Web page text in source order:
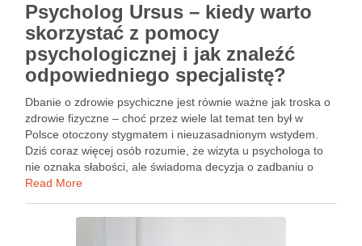
Psycholog Ursus – kiedy warto
skorzystać z pomocy
psychologicznej i jak znaleźć
odpowiedniego specjalistę?
Dbanie o zdrowie psychiczne jest równie ważne jak troska o
zdrowie fizyczne – choć przez wiele lat temat ten był w
Polsce otoczony stygmatem i nieuzasadnionym wstydem.
Dziś coraz więcej osób rozumie, że wizyta u psychologa to
nie oznaka słabości, ale świadoma decyzja o zadbaniu o
siebie. W Ursusie i …
Read More